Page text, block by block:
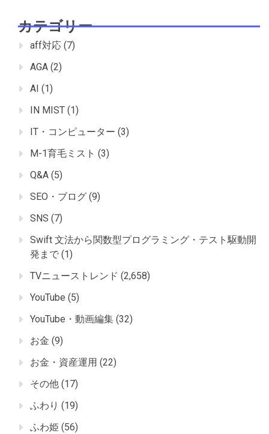
カテゴリー
aff対応 (7)
AGA (2)
AI (1)
IN MIST (1)
IT・コンピューター (3)
M-1育毛ミスト (3)
Q&A (5)
SEO・ブログ (9)
SNS (7)
Swift 文法から関数型プログラミング・テスト駆動開
発まで (1)
TVニューストレンド (2,658)
YouTube (5)
YouTube・動画編集 (32)
お金 (9)
お金・資産運用 (22)
その他 (17)
ふわり (19)
ふわ姫 (56)